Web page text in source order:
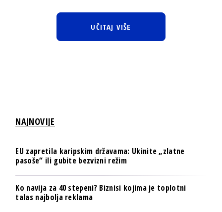
UČITAJ VIŠE
NAJNOVIJE
EU zapretila karipskim državama: Ukinite „zlatne
pasoše“ ili gubite bezvizni režim
Ko navija za 40 stepeni? Biznisi kojima je toplotni
talas najbolja reklama